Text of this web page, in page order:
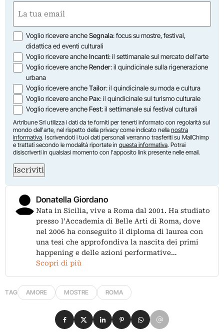
First
(Required)
Opzioni
Voglio ricevere ancheSegnala: focus su mostre, festival,
didattica ed eventi culturali
Voglio ricevere ancheIncanti: il settimanale sul mercato dell'arte
Voglio ricevere ancheRender: il quindicinale sulla rigenerazione
urbana
Voglio ricevere ancheTailor: il quindicinale su moda e cultura
Voglio ricevere anchePax: il quindicinale sul turismo culturale
Voglio ricevere ancheFest: il settimanale sui festival culturali
Artribune Srl utilizza i dati da te forniti per tenerti informato con regolarità sul
mondo dell'arte, nel rispetto della privacy come indicato nella nostra
informativa. Iscrivendoti i tuoi dati personali verranno trasferiti su MailChimp
e trattati secondo le modalità riportate in questa informativa. Potrai
disiscriverti in qualsiasi momento con l'apposito link presente nelle email.
Iscriviti
Donatella Giordano
Nata in Sicilia, vive a Roma dal 2001. Ha studiato
presso l’Accademia di Belle Arti di Roma, dove
nel 2006 ha conseguito il diploma di laurea con
una tesi che approfondiva la nascita dei primi
happening e delle azioni performative…
Scopri di più
TAG AMORE MOSTRE ROMA
Condividi su Facebook
Condividi su X
Condividi su LinkedIn
Condividi su Pinterest
Condividi su WhatsApp
Condividi su Email